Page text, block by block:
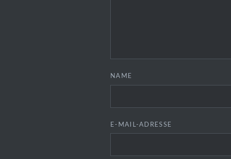
NAME
E-MAIL-ADRESSE